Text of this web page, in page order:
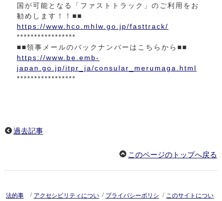
国が可能となる「ファストトラック」のご利用をお
勧めします！！■■
https://www.hco.mhlw.go.jp/fasttrack/
*****************
■■領事メールのバックナンバーはこちらから■■
https://www.be.emb-
japan.go.jp/itpr_ja/consular_merumaga.html
*****************
過去記事
このページのトップへ戻る
法的事 / アクセシビリティについ / プライバシーポリシ / このサイトについ